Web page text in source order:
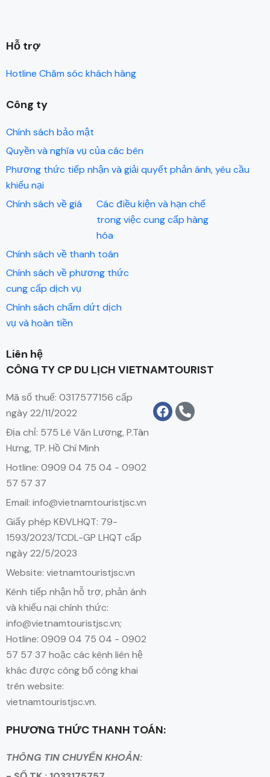
Hỗ trợ
Hotline Chăm sóc khách hàng
Công ty
Chính sách bảo mật
Quyền và nghĩa vụ của các bên
Phương thức tiếp nhận và giải quyết phản ánh, yêu cầu
khiếu nại
Chính sách về giá
Các điều kiện và hạn chế
trong việc cung cấp hàng
hóa
Chính sách về thanh toán
Chính sách về phương thức
cung cấp dịch vụ
Chính sách chấm dứt dịch
vụ và hoàn tiền
Liên hệ
CÔNG TY CP DU LỊCH VIETNAMTOURIST
Mã số thuế: 0317577156 cấp
ngày 22/11/2022
Địa chỉ: 575 Lê Văn Lương, P.Tân
Hưng, TP. Hồ Chí Minh
Hotline: 0909 04 75 04 - 0902
57 57 37
Email: info@vietnamtouristjsc.vn
Giấy phép KĐVLHQT: 79-
1593/2023/TCDL-GP LHQT cấp
ngày 22/5/2023
Website: vietnamtouristjsc.vn
Kênh tiếp nhận hỗ trợ, phản ánh
và khiếu nại chính thức:
info@vietnamtouristjsc.vn;
Hotline: 0909 04 75 04 - 0902
57 57 37 hoặc các kênh liên hệ
khác được công bố công khai
trên website:
vietnamtouristjsc.vn.
PHƯƠNG THỨC THANH TOÁN:
THÔNG TIN CHUYỂN KHOẢN: